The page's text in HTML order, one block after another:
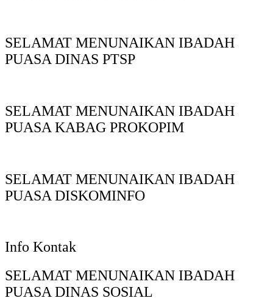
SELAMAT MENUNAIKAN IBADAH
PUASA DINAS PTSP
SELAMAT MENUNAIKAN IBADAH
PUASA KABAG PROKOPIM
SELAMAT MENUNAIKAN IBADAH
PUASA DISKOMINFO
Info Kontak
SELAMAT MENUNAIKAN IBADAH
PUASA DINAS SOSIAL